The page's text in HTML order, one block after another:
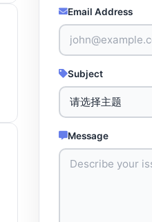
Email Address
Subject
Message